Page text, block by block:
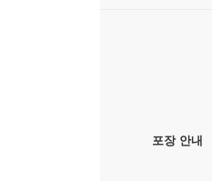
포장 안내